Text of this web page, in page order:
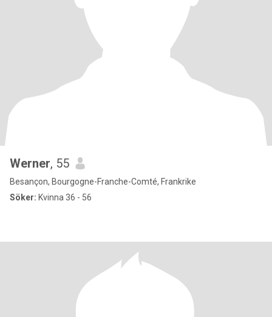
Werner, 55
Besançon, Bourgogne-Franche-Comté, Frankrike
Söker: Kvinna 36 - 56